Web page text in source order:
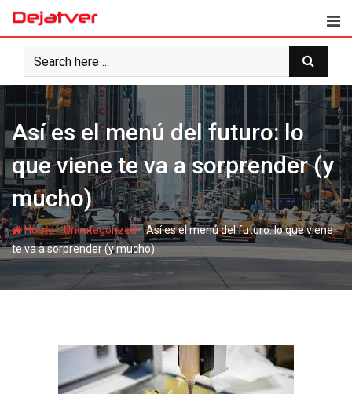
Skip
content
Así es el menú del futuro: lo
que viene te va a sorprender (y
mucho)
Home-Uncategorized-Así es el menú del futuro: lo que viene
te va a sorprender (y mucho)